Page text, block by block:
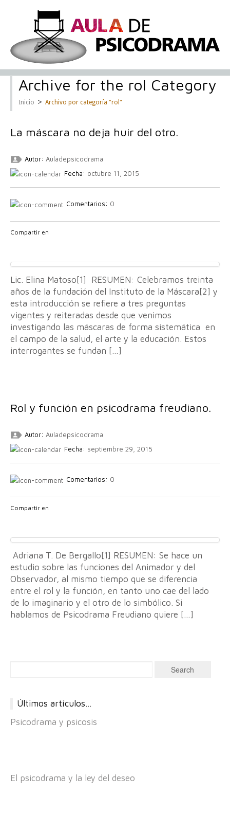
Archive for the rol Category
Inicio > Archivo por categoría "rol"
La máscara no deja huir del otro.
Autor: Auladepsicodrama
Fecha: octubre 11, 2015
Comentarios: 0
Compartir en
Lic. Elina Matoso[1] RESUMEN: Celebramos treinta
años de la fundación del Instituto de la Máscara[2] y
esta introducción se refiere a tres preguntas
vigentes y reiteradas desde que venimos
investigando las máscaras de forma sistemática en
el campo de la salud, el arte y la educación. Estos
interrogantes se fundan […]
Rol y función en psicodrama freudiano.
Autor: Auladepsicodrama
Fecha: septiembre 29, 2015
Comentarios: 0
Compartir en
Adriana T. De Bergallo[1] RESUMEN: Se hace un
estudio sobre las funciones del Animador y del
Observador, al mismo tiempo que se diferencia
entre el rol y la función, en tanto uno cae del lado
de lo imaginario y el otro de lo simbólico. Si
hablamos de Psicodrama Freudiano quiere […]
Últimos artículos…
Psicodrama y psicosis
El psicodrama y la ley del deseo